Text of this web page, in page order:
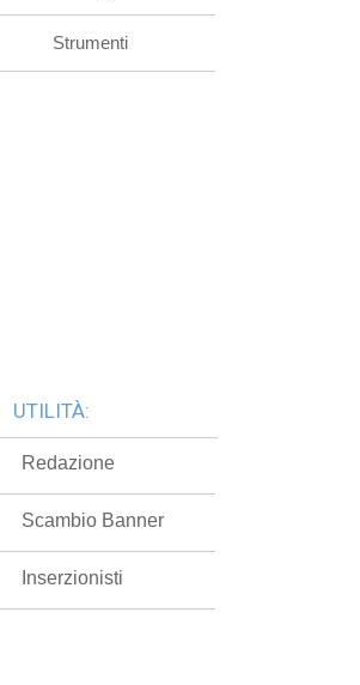
Strumenti
UTILITÀ:
Redazione
Scambio Banner
Inserzionisti